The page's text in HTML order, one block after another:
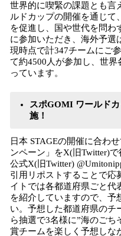
世界的に喫緊の課題とも言
ルドカップの開催を通じて
を促進し、国や世代を問わ
に参加いただき、海外予選
現時点で計347チームにご
て約4500人が参加し、世
っています。
スポGOMI ワールド
施！
日本 STAGEの開催に合わ
ンペーン」をX(旧Twitter)
公式X(旧Twitter)
引用リポストすることで応
イトでは各都道府県ごと代
を紹介していますので、予
い。予想した都道府県のチ
ら抽選で3名様に”海のごち
賞チームを楽しく予想しな